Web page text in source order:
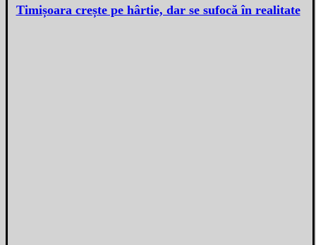
Timișoara crește pe hârtie, dar se sufocă în realitate